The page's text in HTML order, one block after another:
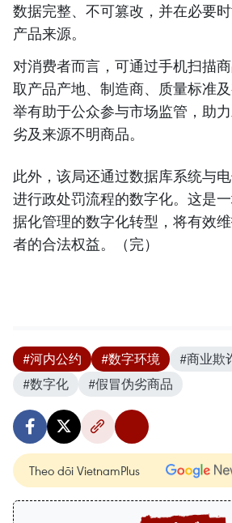
数据完整、不可篡改，并在必要
产品来源。
对消费者而言，可通过手机扫描
取产品产地、制造商、质量标准
举有助于公众参与市场监管，助
劣及来源不明商品。
此外，该局还通过数据库系统与
进行政处罚流程的数字化。这是
据化管理的数字化转型，将有效
者的合法权益。（完）
#河内公约 #数字环境 #商业欺
#数字化
#假冒伪劣商品
Theo dõi VietnamPlus